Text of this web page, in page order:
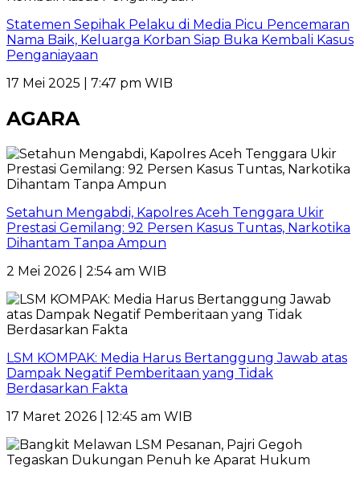
Statemen Sepihak Pelaku di Media Picu Pencemaran
Nama Baik, Keluarga Korban Siap Buka Kembali Kasus
Penganiayaan
17 Mei 2025 | 7:47 pm WIB
AGARA
Setahun Mengabdi, Kapolres Aceh Tenggara Ukir
Prestasi Gemilang: 92 Persen Kasus Tuntas, Narkotika
Dihantam Tanpa Ampun
2 Mei 2026 | 2:54 am WIB
LSM KOMPAK: Media Harus Bertanggung Jawab atas
Dampak Negatif Pemberitaan yang Tidak
Berdasarkan Fakta
17 Maret 2026 | 12:45 am WIB